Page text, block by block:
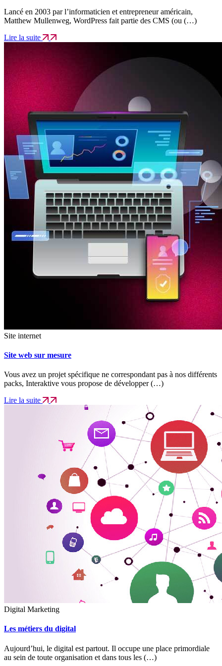
Lancé en 2003 par l’informaticien et entrepreneur américain,
Matthew Mullenweg, WordPress fait partie des CMS (ou (…)
Lire la suite
Site internet
Site web sur mesure
Vous avez un projet spécifique ne correspondant pas à nos différents
packs, Interaktive vous propose de développer (…)
Lire la suite
Digital Marketing
Les métiers du digital
Aujourd’hui, le digital est partout. Il occupe une place primordiale
au sein de toute organisation et dans tous les (…)